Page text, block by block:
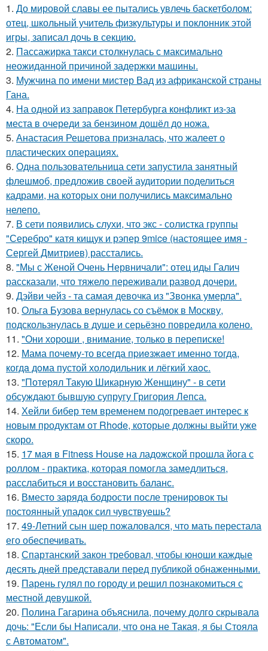
1. До мировой славы ее пытались увлечь баскетболом:
отец, школьный учитель физкультуры и поклонник этой
игры, записал дочь в секцию.
2. Пассажирка такси столкнулась с максимально
неожиданной причиной задержки машины.
3. Мужчина по имени мистер Вад из африканской страны
Гана.
4. На одной из заправок Петербурга конфликт из-за
места в очереди за бензином дошёл до ножа.
5. Анастасия Решетова призналась, что жалеет о
пластических операциях.
6. Одна пользовательница сети запустила занятный
флешмоб, предложив своей аудитории поделиться
кадрами, на которых они получились максимально
нелепо.
7. В сети появились слухи, что экс - солистка группы
"Серебро" катя кищук и рэпер 9mice (настоящее имя -
Сергей Дмитриев) расстались.
8. "Мы с Женой Очень Нервничали": отец иды Галич
рассказали, что тяжело переживали развод дочери.
9. Дэйви чейз - та самая девочка из "Звонка умерла".
10. Ольга Бузова вернулась со съёмок в Москву,
подскользнулась в душе и серьёзно повредила колено.
11. "Они хороши , внимание, только в переписке!
12. Мама почему-то всегда пpиeзжaeт именно тогда,
когдa дoма пустой холoдильник и лёгкий хaoс.
13. "Потерял Такую Шикарную Женщину" - в сети
обсуждают бывшую супругу Григория Лепса.
14. Хейли бибер тем временем подогревает интерес к
новым продуктам от Rhode, которые должны выйти уже
скоро.
15. 17 мая в Fitness House на ладожской прошла йога с
роллом - практика, которая помогла замедлиться,
расслабиться и восстановить баланс.
16. Вместо заряда бодрости после тренировок ты
постоянный упадок сил чувствуешь?
17. 49-Летний сын шер пожаловался, что мать перестала
его обеспечивать.
18. Спартанский закон требовал, чтобы юноши каждые
десять дней представали перед публикой обнаженными.
19. Парень гулял по городу и решил познакомиться с
местной девушкой.
20. Полина Гагарина объяснила, почему долго скрывала
дочь: "Если бы Написали, что она не Такая, я бы Стояла
с Автоматом".